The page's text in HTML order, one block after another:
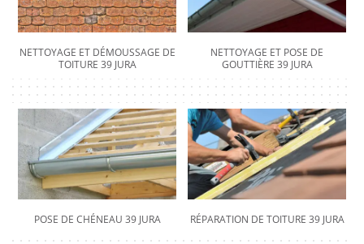
NETTOYAGE ET DÉMOUSSAGE DE
TOITURE 39 JURA
NETTOYAGE ET POSE DE
GOUTTIÈRE 39 JURA
POSE DE CHÉNEAU 39 JURA RÉPARATION DE TOITURE 39 JURA